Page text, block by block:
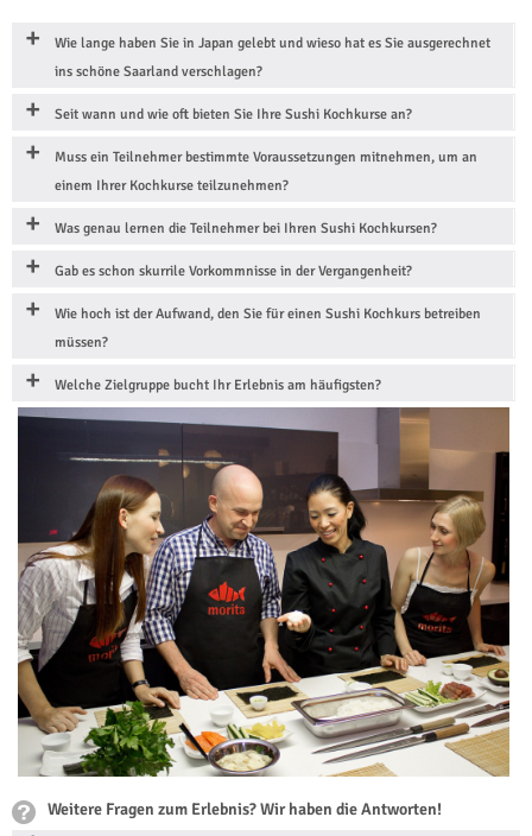
Wie lange haben Sie in Japan gelebt und wieso hat es Sie ausgerechnet
ins schöne Saarland verschlagen?
Seit wann und wie oft bieten Sie Ihre Sushi Kochkurse an?
Muss ein Teilnehmer bestimmte Voraussetzungen mitnehmen, um an
einem Ihrer Kochkurse teilzunehmen?
Was genau lernen die Teilnehmer bei Ihren Sushi Kochkursen?
Gab es schon skurrile Vorkommnisse in der Vergangenheit?
Wie hoch ist der Aufwand, den Sie für einen Sushi Kochkurs betreiben
müssen?
Welche Zielgruppe bucht Ihr Erlebnis am häufigsten?
Weitere Fragen zum Erlebnis? Wir haben die Antworten!